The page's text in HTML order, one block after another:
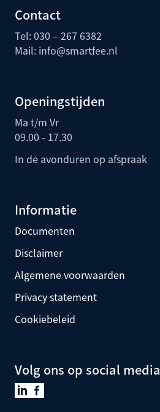
Contact
Tel: 030 – 267 6382
Mail: info@smartfee.nl
Openingstijden
Ma t/m Vr
09.00 - 17.30
In de avonduren op afspraak
Informatie
Documenten
Disclaimer
Algemene voorwaarden
Privacy statement
Cookiebeleid
Volg ons op social media